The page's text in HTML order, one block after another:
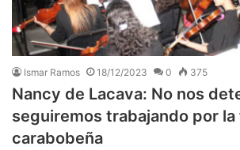
Ismar Ramos 18/12/2023 0 375
Nancy de Lacava: No nos
seguiremos trabajando por la
carabobeña